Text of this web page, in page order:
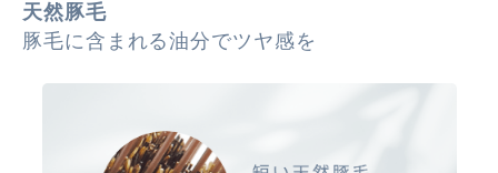
天然豚毛
豚毛に含まれる油分でツヤ感を